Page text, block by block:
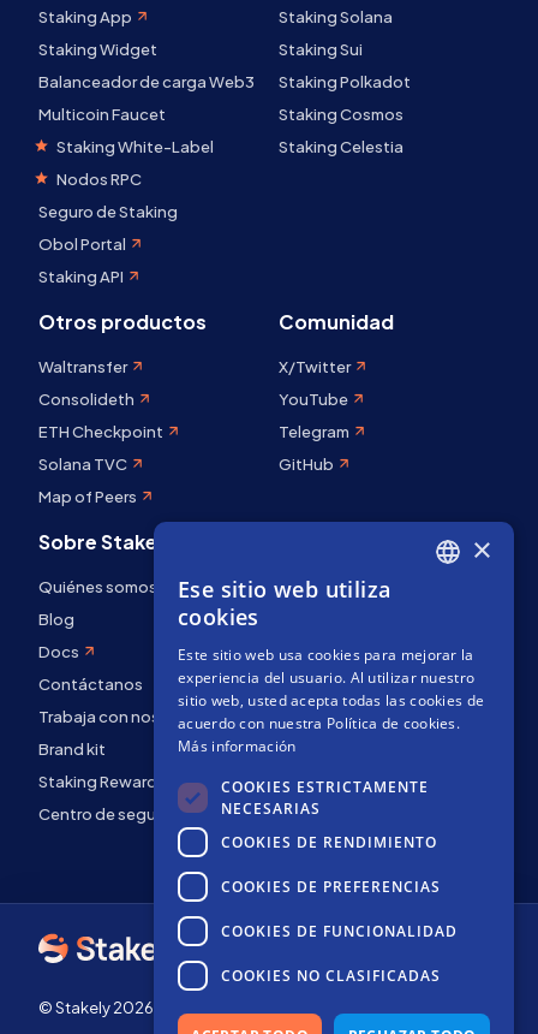
Staking App
Staking Widget
Balanceador de carga Web3
Multicoin Faucet
Staking White-Label
Nodos RPC
Seguro de Staking
Obol Portal
Staking API
Staking Solana
Staking Sui
Staking Polkadot
Staking Cosmos
Staking Celestia
Otros productos
Waltransfer
Consolideth
ETH Checkpoint
Solana TVC
Map of Peers
Comunidad
X/Twitter
YouTube
Telegram
GitHub
Sobre Stakely
Quiénes somos
Blog
Docs
Contáctanos
Trabaja con nosotros
Brand kit
Staking Rewards
Centro de seguridad
© Stakely 2026 | Stakely, S.L. | NIF B72551682
FRENCH
×
Ese sitio web utiliza
cookies
Este sitio web usa cookies para mejorar la
experiencia del usuario. Al utilizar nuestro
sitio web, usted acepta todas las cookies de
acuerdo con nuestra Política de cookies.
Más información
COOKIES ESTRICTAMENTE
NECESARIAS
COOKIES DE RENDIMIENTO
COOKIES DE PREFERENCIAS
COOKIES DE FUNCIONALIDAD
COOKIES NO CLASIFICADAS